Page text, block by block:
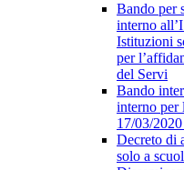
Bando per
interno
Istituzioni
per
del Servi
Bando
interno per
17/03/
Decreto di
solo a